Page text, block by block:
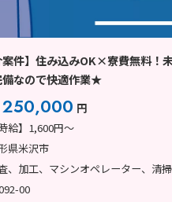
案件】住み込みOK×寮費無料！
備なので快適作業★
250,000 円
時給】1,600円～
県米沢市
、加工、マシンオペレーター、清
00